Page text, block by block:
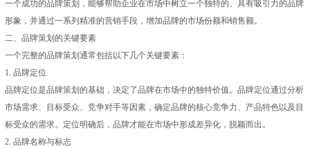
一个成功的品牌策划，能够帮助企业在市场中树立一个独特的、具有吸引力的品牌
形象，并通过一系列精准的营销手段，增加品牌的市场份额和销售额。
二、品牌策划的关键要素
一个完整的品牌策划通常包括以下几个关键要素：
1. 品牌定位
品牌定位是品牌策划的基础，决定了品牌在市场中的独特价值。品牌定位通过分析
市场需求、目标受众、竞争对手等因素，确定品牌的核心竞争力、产品特色以及目
标受众的需求。定位明确后，品牌才能在市场中形成差异化，脱颖而出。
2. 品牌名称与标志